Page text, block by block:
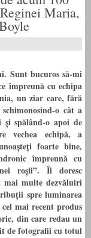
Maria,
Sunt bucuros să-mi
împreună cu echipa
un ziar care, fără
o cât a
spălând-o apoi de
vechea echipă, a
foarte bine,
împreună cu
roșii”. Îi doresc
multe dezvăluiri
spre luminarea
mai recent produs
din care redau un
de fotografii cu totul